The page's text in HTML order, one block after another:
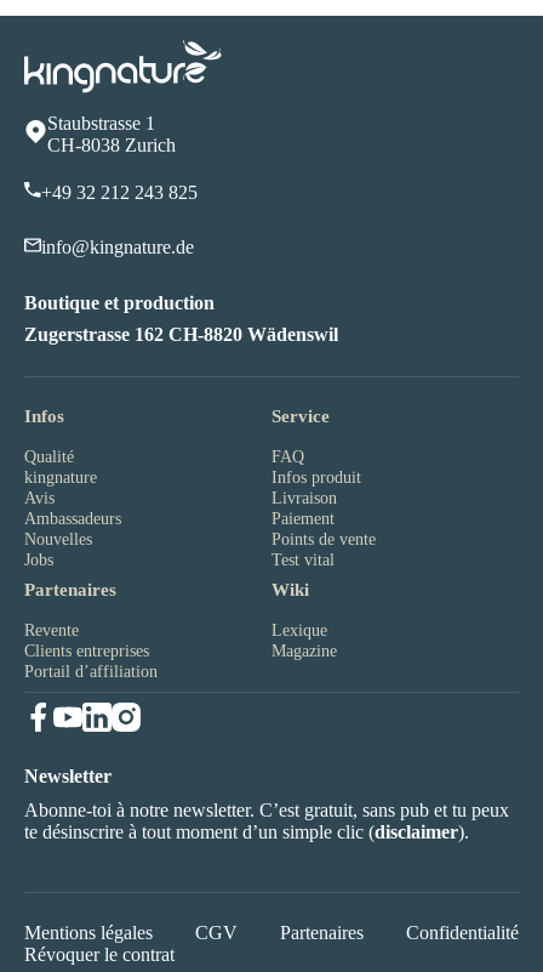
Staubstrasse 1
CH-8038 Zurich
+49 32 212 243 825
info@kingnature.de
Boutique et production
Zugerstrasse 162 CH-8820 Wädenswil
Infos
Qualité
kingnature
Avis
Ambassadeurs
Nouvelles
Jobs
Service
FAQ
Infos produit
Livraison
Paiement
Points de vente
Test vital
Partenaires
Revente
Clients entreprises
Portail d’affiliation
Wiki
Lexique
Magazine
Newsletter
Abonne-toi à notre newsletter. C’est gratuit, sans pub et tu peux
te désinscrire à tout moment d’un simple clic (disclaimer).
Mentions légales CGV Partenaires
Confidentialité
Révoquer le contrat